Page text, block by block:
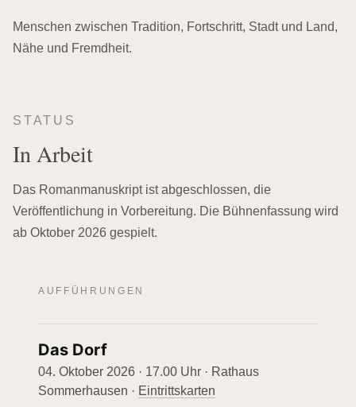
Menschen zwischen Tradition, Fortschritt, Stadt und Land,
Nähe und Fremdheit.
STATUS
In Arbeit
Das Romanmanuskript ist abgeschlossen, die
Veröffentlichung in Vorbereitung. Die Bühnenfassung wird
ab Oktober 2026 gespielt.
AUFFÜHRUNGEN
Das Dorf
04. Oktober 2026 · 17.00 Uhr · Rathaus
Sommerhausen · Eintrittskarten